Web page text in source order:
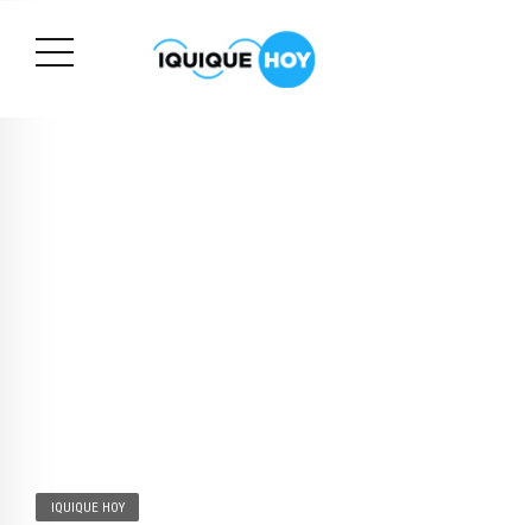
IQUIQUE HOY